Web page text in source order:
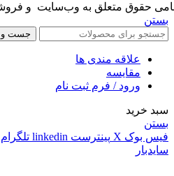
حقوق متعلق به وب‌سایت و
بستن
جست و
علاقه مندی ها
مقایسه
ورود / فرم ثبت نام
سبد خرید
بستن
فیس بوک X پینترست linkedin تلگرام
سایدبار